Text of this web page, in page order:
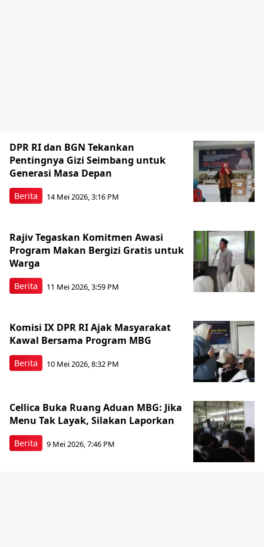
Berita
DPR RI dan BGN Tekankan
Pentingnya Gizi Seimbang untuk
Generasi Masa Depan
14 Mei 2026, 3:16 PM
Berita
Rajiv Tegaskan Komitmen Awasi
Program Makan Bergizi Gratis untuk
Warga
11 Mei 2026, 3:59 PM
Berita
Komisi IX DPR RI Ajak Masyarakat
Kawal Bersama Program MBG
10 Mei 2026, 8:32 PM
Berita
Cellica Buka Ruang Aduan MBG: Jika
Menu Tak Layak, Silakan Laporkan
9 Mei 2026, 7:46 PM